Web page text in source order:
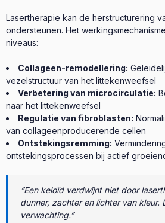
Lasertherapie kan de herstructurering
ondersteunen. Het
niveaus:
Collageen-remodellering:
vezelstructuur van het littekenweefsel
Verbetering van microcirculatie:
naar het littekenweefsel
Regulatie van fibroblasten:
van collageenproducerende cellen
Ontstekingsremming:
ontstekingsprocessen bij actief
“Een keloïd verdwijnt niet door
dunner, zachter en lichter van kleur.
verwachting.”